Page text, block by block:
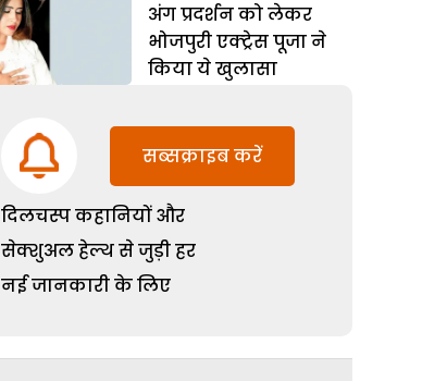
अंग प्रदर्शन को लेकर
भोजपुरी एक्ट्रेस पूजा ने
किया ये खुलासा
दिलचस्प कहानियों और
सेक्शुअल हेल्थ से जुड़ी हर
नई जानकारी के लिए
सब्सक्राइब करें